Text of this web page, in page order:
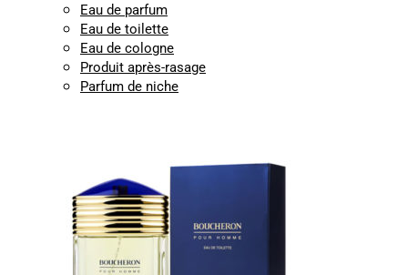
Eau de parfum
Eau de toilette
Eau de cologne
Produit après-rasage
Parfum de niche